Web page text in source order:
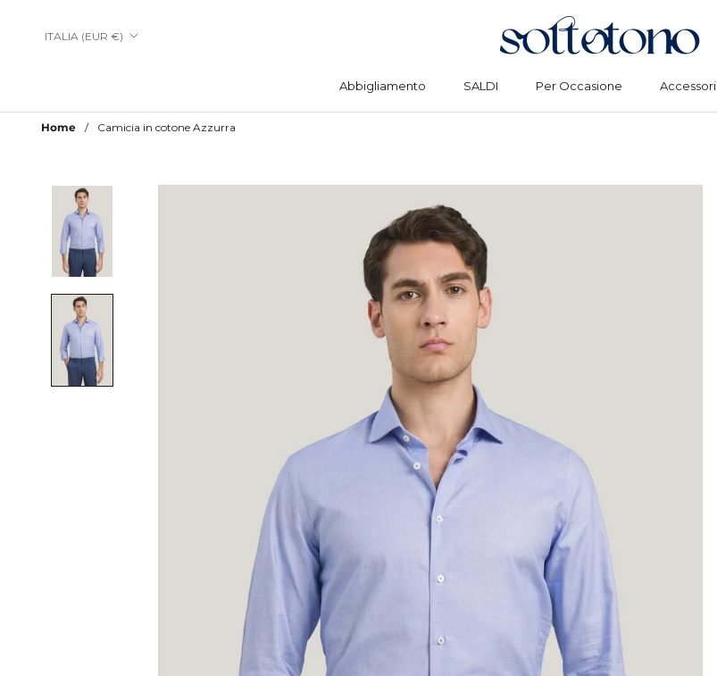
Abbigliamento
SALDI
Per Occasione
Accessori
Paese/Area
ITALIA (EUR €)
Home Camicia in cotone Azzurra